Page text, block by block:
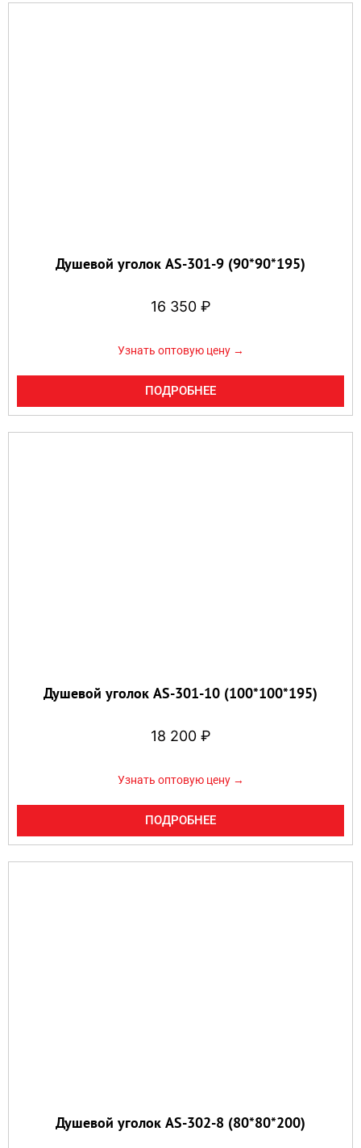
Душевой уголок AS-301-9 (90*90*195)
16 350 ₽
Узнать оптовую цену →
ПОДРОБНЕЕ
Душевой уголок AS-301-10 (100*100*195)
18 200 ₽
Узнать оптовую цену →
ПОДРОБНЕЕ
Душевой уголок AS-302-8 (80*80*200)